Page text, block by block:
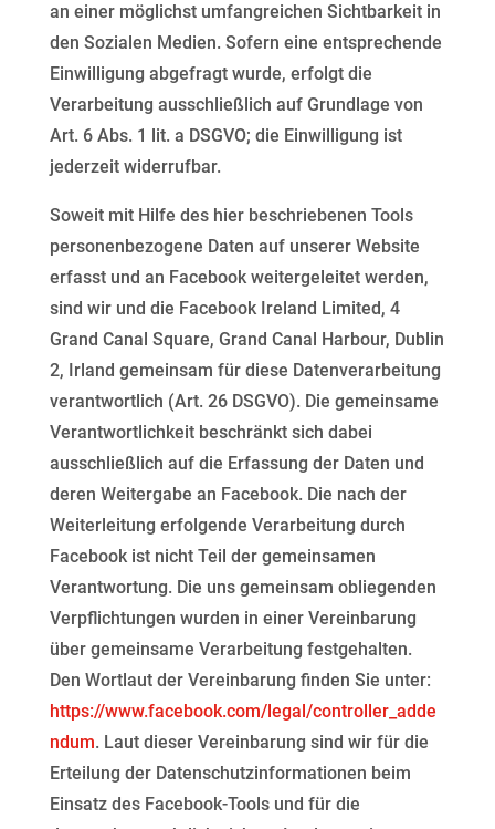
an einer möglichst umfangreichen Sichtbarkeit in
den Sozialen Medien. Sofern eine entsprechende
Einwilligung abgefragt wurde, erfolgt die
Verarbeitung ausschließlich auf Grundlage von
Art. 6 Abs. 1 lit. a DSGVO; die Einwilligung ist
jederzeit widerrufbar.
Soweit mit Hilfe des hier beschriebenen Tools
personenbezogene Daten auf unserer Website
erfasst und an Facebook weitergeleitet werden,
sind wir und die Facebook Ireland Limited, 4
Grand Canal Square, Grand Canal Harbour, Dublin
2, Irland gemeinsam für diese Datenverarbeitung
verantwortlich (Art. 26 DSGVO). Die gemeinsame
Verantwortlichkeit beschränkt sich dabei
ausschließlich auf die Erfassung der Daten und
deren Weitergabe an Facebook. Die nach der
Weiterleitung erfolgende Verarbeitung durch
Facebook ist nicht Teil der gemeinsamen
Verantwortung. Die uns gemeinsam obliegenden
Verpflichtungen wurden in einer Vereinbarung
über gemeinsame Verarbeitung festgehalten.
Den Wortlaut der Vereinbarung finden Sie unter:
https://www.facebook.com/legal/controller_adde
ndum. Laut dieser Vereinbarung sind wir für die
Erteilung der Datenschutzinformationen beim
Einsatz des Facebook-Tools und für die